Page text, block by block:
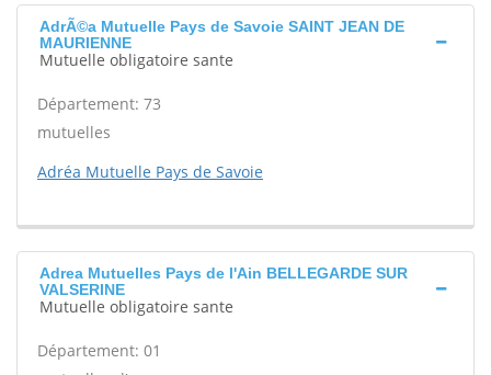
AdrÃ©a Mutuelle Pays de Savoie SAINT JEAN DE
MAURIENNE
Mutuelle obligatoire sante
Département: 73
mutuelles
Adréa Mutuelle Pays de Savoie
Adrea Mutuelles Pays de l'Ain BELLEGARDE SUR
VALSERINE
Mutuelle obligatoire sante
Département: 01